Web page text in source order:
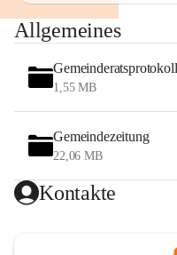
Allgemeines
1,55 MB
Gemeindezeitung
22,06 MB
Kontakte